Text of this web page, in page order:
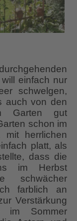
einfach nur
schwelgen,
auch von den
Garten gut
schon im
mit herrlichen
platt, als
dass die
im Herbst
schwächer
farblich an
Verstärkung
im Sommer